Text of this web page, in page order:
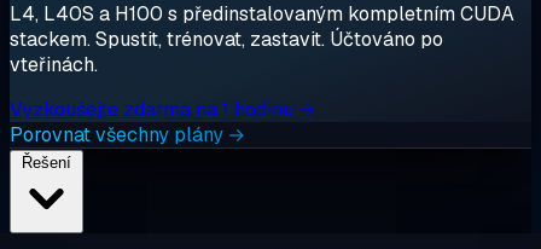
L4, L40S a H100 s předinstalovaným kompletním CUDA
stackem. Spustit, trénovat, zastavit. Účtováno po
vteřinách.
Vyzkoušejte zdarma na 1 hodinu →
Porovnat všechny plány →